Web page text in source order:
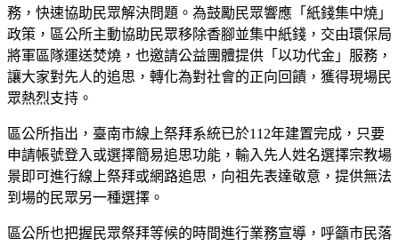
務，快速協助民眾解決問題。為鼓勵民眾響應「紙錢集中燒」
政策，區公所主動協助民眾移除香腳並集中紙錢，交由環保局
將軍區隊運送焚燒，也邀請公益團體提供「以功代金」服務，
讓大家對先人的追思，轉化為對社會的正向回饋，獲得現場民
眾熱烈支持。
區公所指出，臺南市線上祭拜系統已於112年建置完成，只要
申請帳號登入或選擇簡易追思功能，輸入先人姓名選擇宗教場
景即可進行線上祭拜或網路追思，向祖先表達敬意，提供無法
到場的民眾另一種選擇。
區公所也把握民眾祭拜等候的時間進行業務宣導，呼籲市民落